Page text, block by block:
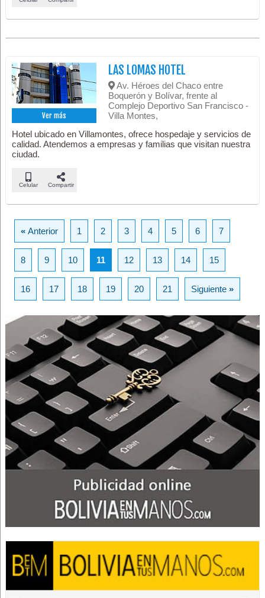
Ver más
LAS LOMAS HOTEL
Av. Héroes del Chaco entre
Boquerón y Bolívar, frente al
Complejo Deportivo San Francisco -
Villa Montes,
Hotel ubicado en Villamontes, ofrece hospedaje y servicios de
calidad. Atendemos a empresas y familias que visitan nuestra
ciudad.
Celular Compartir
«Anterior 1 2 3 4 5 6 7
8 9 10 11 12 13 14 15
16 17 18 19 20 21 Siguiente»